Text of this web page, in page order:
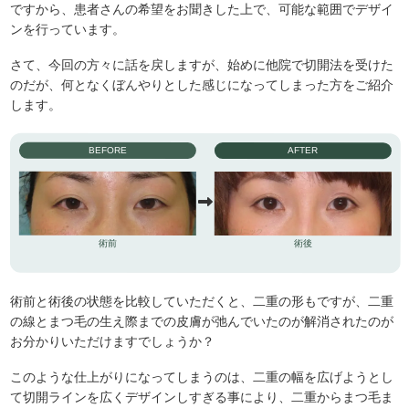
ですから、患者さんの希望をお聞きした上で、可能な範囲でデザイ
ンを行っています。
さて、今回の方々に話を戻しますが、始めに他院で切開法を受けた
のだが、何となくぼんやりとした感じになってしまった方をご紹介
します。
BEFORE
術前
AFTER
術後
術前と術後の状態を比較していただくと、二重の形もですが、二重
の線とまつ毛の生え際までの皮膚が弛んでいたのが解消されたのが
お分かりいただけますでしょうか？
このような仕上がりになってしまうのは、二重の幅を広げようとし
て切開ラインを広くデザインしすぎる事により、二重からまつ毛ま